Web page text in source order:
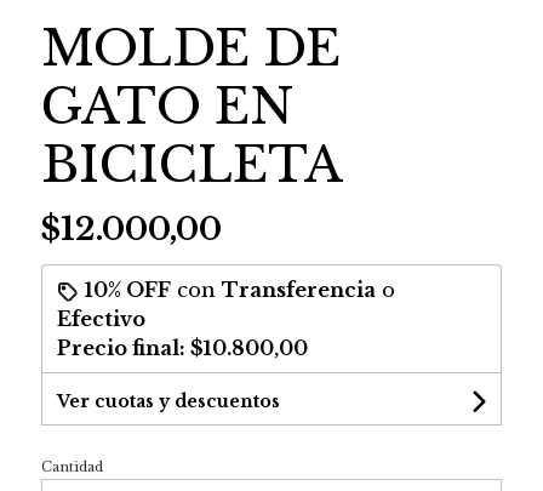
MOLDE DE
GATO EN
BICICLETA
$12.000,00
10% OFFcon Transferencia o
Efectivo
Precio final: $10.800,00
Ver cuotas y descuentos
Cantidad